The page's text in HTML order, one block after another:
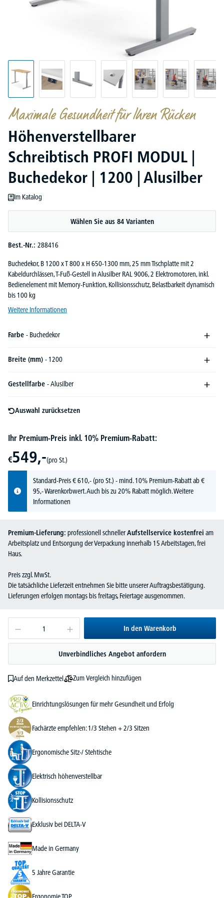
Maximale Gesundheit für Ihren Rücken
Höhenverstellbarer
Schreibtisch PROFI MODUL |
Buchedekor | 1200 | Alusilber
Im Katalog
Wählen Sie aus 84 Varianten
Best.-Nr.: 288416
Buchedekor, B 1200 x T 800 x H 650-1300 mm, 25 mm Tischplatte mit 2
Kabeldurchlässen, T-Fuß-Gestell in Alusilber RAL 9006, 2 Elektromotoren, inkl.
Bedienelement mit Memory-Funktion, Kollisionsschutz, Belastbarkeit dynamisch
bis 100 kg
Weitere Informationen
Farbe - Buchedekor
Breite (mm) - 1200
Gestellfarbe - Alusilber
Auswahl zurücksetzen
Ihr Premium-Preis inkl. 10% Premium-Rabatt:
€549,-(pro St.)
Standard-Preis€610,-(pro St.) - mind. 10% Premium-Rabatt ab €
95,- Warenkorbwert. Auch bis zu 20% Rabatt möglich.Weitere
Informationen
Premium-Lieferung: professionell schnellerAufstellservice kostenfrei am
Arbeitsplatz und Entsorgung der Verpackung innerhalb 15 Arbeitstagen, frei
Haus.
Preis zzgl. MwSt.
Die tatsächliche Lieferzeit entnehmen Sie bitte unserer Auftragsbestätigung.
Lieferungen erfolgen montags bis freitags, Feiertage ausgenommen.
In den Warenkorb
Unverbindliches Angebot anfordern
Auf den Merkzettel Zum Vergleich hinzufügen
Einrichtungslösungen für mehr Gesundheit und Erfolg
Fachärzte empfehlen: 1/3 Stehen + 2/3 Sitzen
Ergonomische Sitz-/ Stehtische
Elektrisch höhenverstellbar
Kollisionsschutz
Exklusiv bei DELTA-V
Made in Germany
5 Jahre Garantie